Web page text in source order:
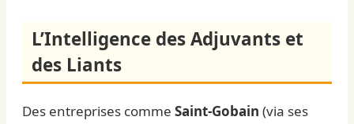
L’Intelligence des Adjuvants et
des Liants
Des entreprises comme Saint-Gobain (via ses